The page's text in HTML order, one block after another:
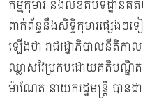
កម្មកុមារ និងលិខិតបទដ្ឋាន
ពាក់ព័ន្ធនឹងសិទ្ធិកុមារផ្សេងៗទ
ឡើងថា រាជរដ្ឋាភិបាលនីតិកា
ឈ្លាសវៃប្រកបដោយគតិបណ្ឌិ
ម៉ាណែត នាយករដ្ឋមន្ត្រី បា